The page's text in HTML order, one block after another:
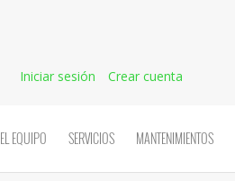
Iniciar sesión Crear cuenta
EL EQUIPO SERVICIOS MANTENIMIENTOS